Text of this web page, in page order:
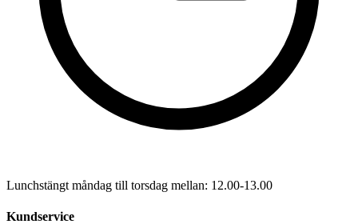
Lunchstängt måndag till torsdag mellan: 12.00-13.00
Kundservice